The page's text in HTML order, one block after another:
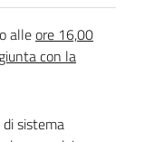
alleore 16,00
con la
sistema